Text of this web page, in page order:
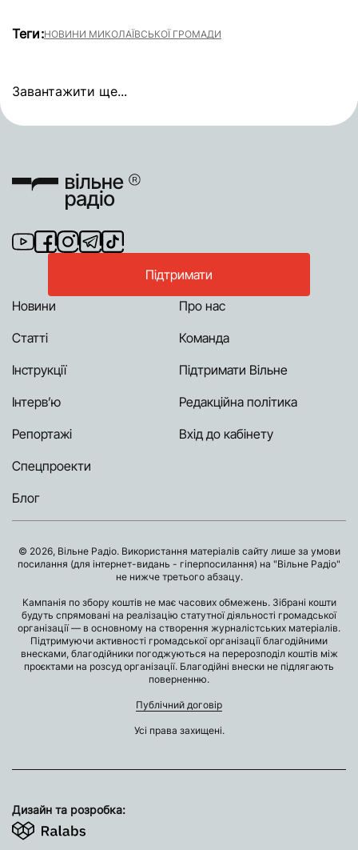
Теги:НОВИНИ МИКОЛАЇВСЬКОЇ ГРОМАДИ
Завантажити ще...
Підтримати
Новини
Статті
Інструкції
Інтерв’ю
Репортажі
Спецпроекти
Блог
Про нас
Команда
Підтримати Вільне
Редакційна політика
Вхід до кабінету
© 2026, Вільне Радіо. Використання матеріалів сайту лише за умови
посилання (для інтернет-видань - гіперпосилання) на "Вільне Радіо"
не нижче третього абзацу.
Кампанія по збору коштів не має часових обмежень. Зібрані кошти
будуть спрямовані на реалізацію статутної діяльності громадської
організації — в основному на створення журналістських матеріалів.
Підтримуючи активності громадської організації благодійними
внесками, благодійники погоджуються на перерозподіл коштів між
проєктами на розсуд організації. Благодійні внески не підлягають
поверненню.
Публічний договір
Усі права захищені.
Дизайн та розробка: